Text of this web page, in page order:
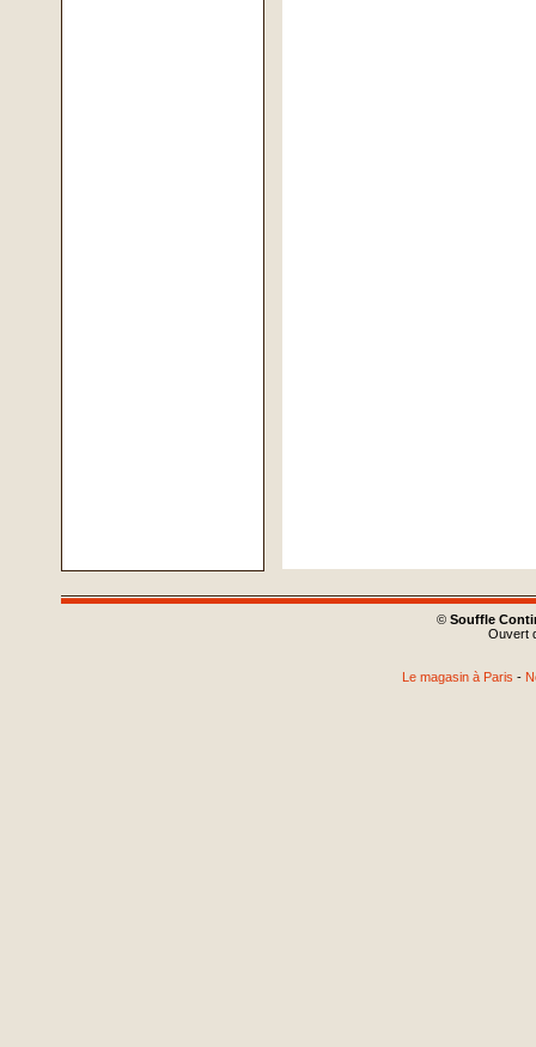
© Souffle
Ouvert
Le magasin à Paris -